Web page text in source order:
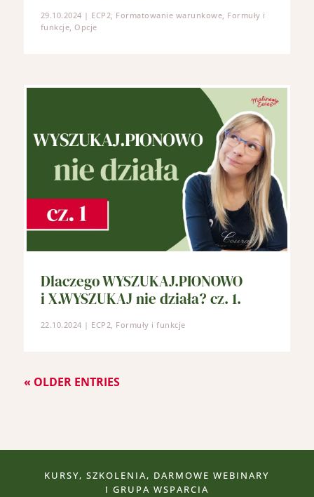
29.10.2024 | ECP2, Formatowanie warunkowe, Formuły i
funkcje,Opcje
Dlaczego WYSZUKAJ.PIONOWO
i X.WYSZUKAJ nie działa? cz. 1.
22.10.2024 | ECP2, Formuły i funkcje
« OLDER ENTRIES
KURSY, SZKOLENIA, DARMOWE WEBINARY
I GRUPA WSPARCIA